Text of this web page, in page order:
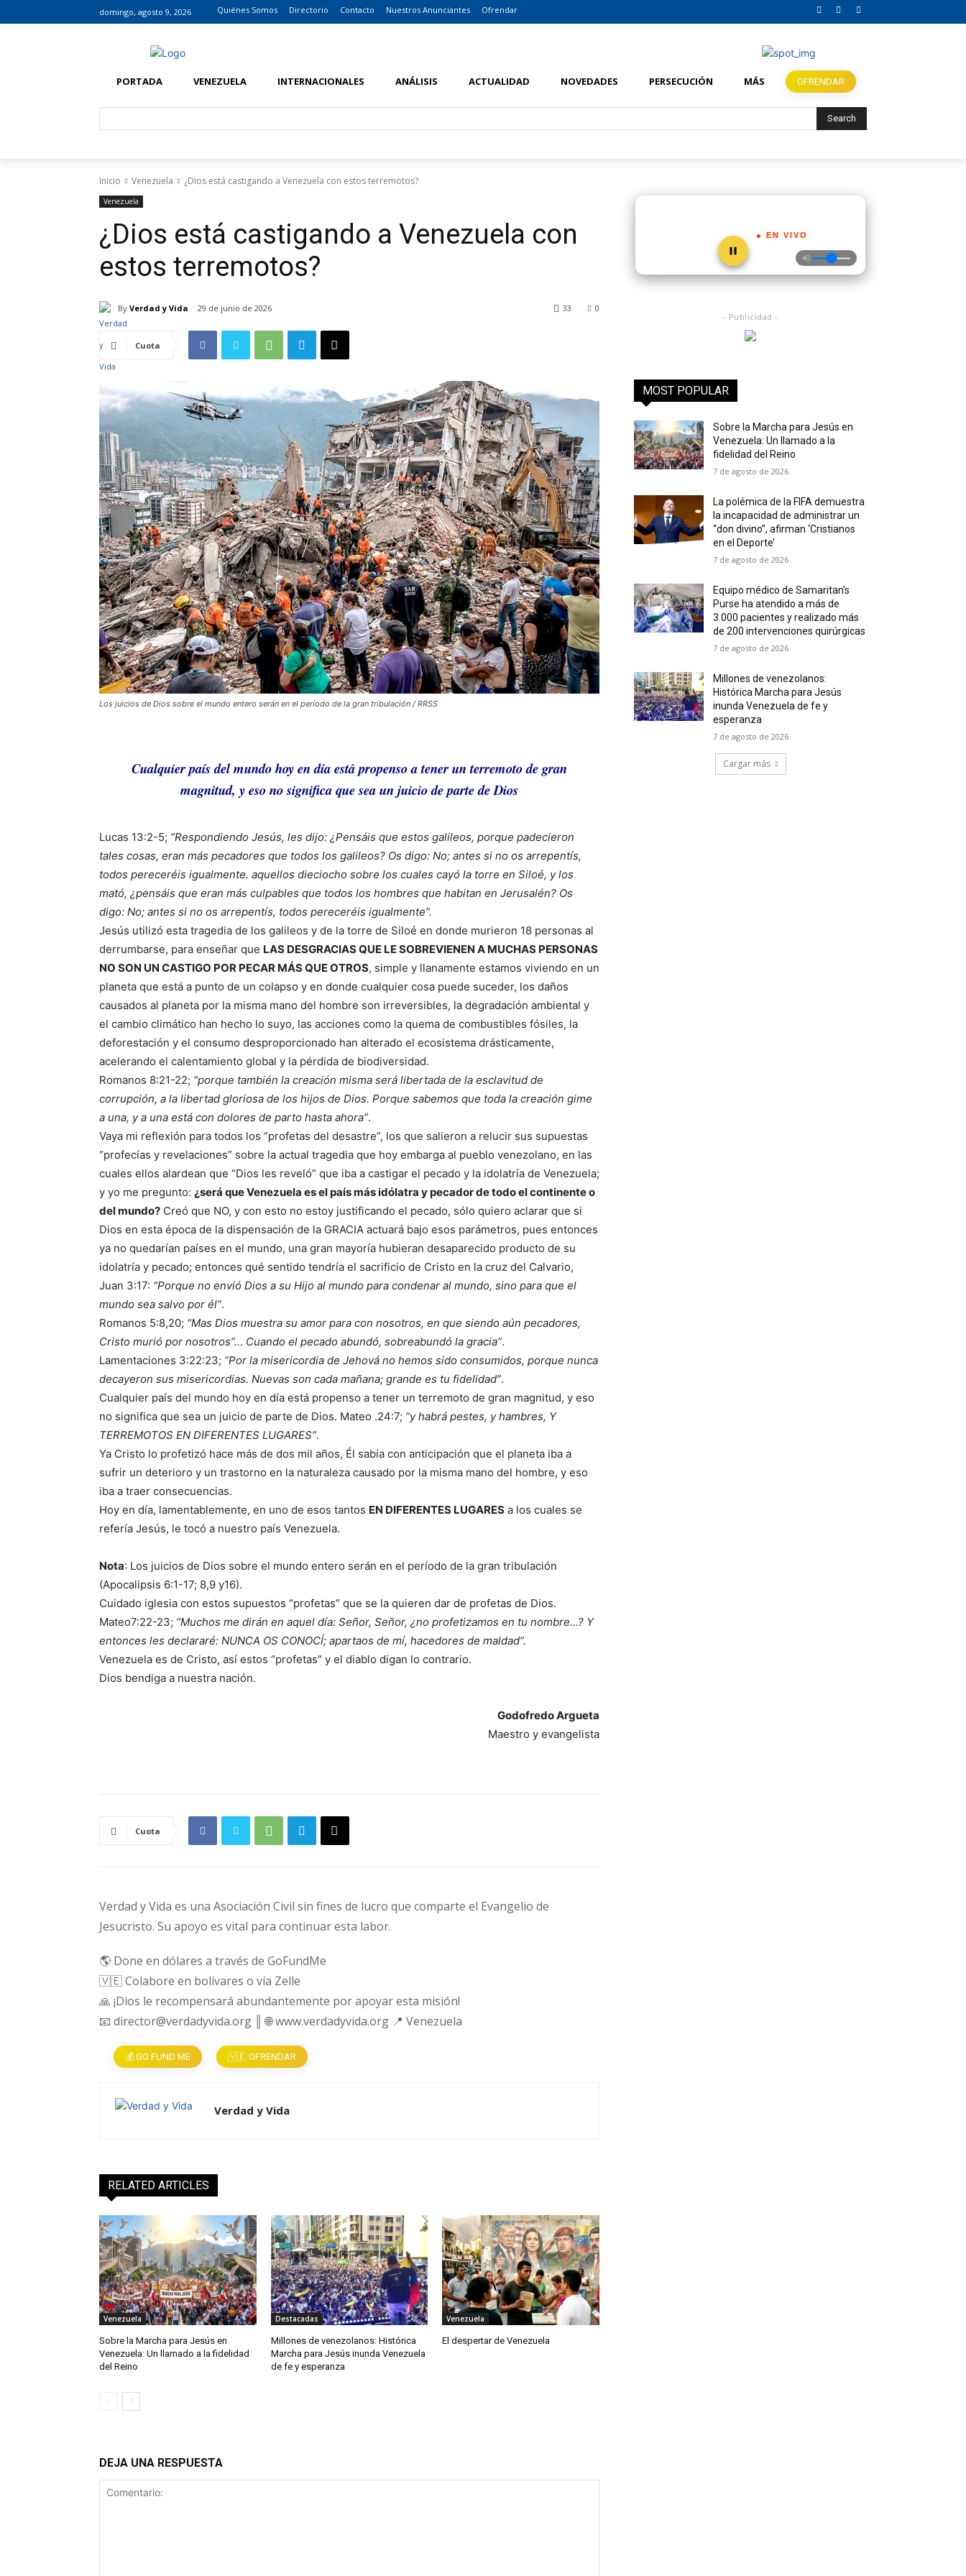
domingo, agosto 9, 2026 Quiénes Somos Directorio Contacto Nuestros Anunciantes Ofrendar
PORTADA VENEZUELA INTERNACIONALES ANÁLISIS ACTUALIDAD NOVEDADES PERSECUCIÓN MÁS OFRENDAR
Search
Inicio Venezuela ¿Dios está castigando a Venezuela con estos terremotos?
Venezuela
¿Dios está castigando a Venezuela con
estos terremotos?
By Verdad y Vida 29 de junio de 2026 0
33
Cuota
Los juicios de Dios sobre el mundo entero serán en el período de la gran tribulación / RRSS
Cualquier país del mundo hoy en día está propenso a tener un terremoto de gran
magnitud, y eso no significa que sea un juicio de parte de Dios
Lucas 13:2-5; “Respondiendo Jesús, les dijo: ¿Pensáis que estos galileos, porque padecieron
tales cosas, eran más pecadores que todos los galileos? Os digo: No; antes si no os arrepentís,
todos pereceréis igualmente. aquellos dieciocho sobre los cuales cayó la torre en Siloé, y los
mató, ¿pensáis que eran más culpables que todos los hombres que habitan en Jerusalén? Os
digo: No; antes si no os arrepentís, todos pereceréis igualmente”.
Jesús utilizó esta tragedia de los galileos y de la torre de Siloé en donde murieron 18 personas al
derrumbarse, para enseñar que LAS DESGRACIAS QUE LE SOBREVIENEN A MUCHAS PERSONAS
NO SON UN CASTIGO POR PECAR MÁS QUE OTROS, simple y llanamente estamos viviendo en un
planeta que está a punto de un colapso y en donde cualquier cosa puede suceder, los daños
causados al planeta por la misma mano del hombre son irreversibles, la degradación ambiental y
el cambio climático han hecho lo suyo, las acciones como la quema de combustibles fósiles, la
deforestación y el consumo desproporcionado han alterado el ecosistema drásticamente,
acelerando el calentamiento global y la pérdida de biodiversidad.
Romanos 8:21-22; “porque también la creación misma será libertada de la esclavitud de
corrupción, a la libertad gloriosa de los hijos de Dios. Porque sabemos que toda la creación gime
a una, y a una está con dolores de parto hasta ahora”.
Vaya mi reflexión para todos los “profetas del desastre”, los que salieron a relucir sus supuestas
“profecías y revelaciones” sobre la actual tragedia que hoy embarga al pueblo venezolano, en las
cuales ellos alardean que “Dios les reveló” que iba a castigar el pecado y la idolatría de Venezuela;
y yo me pregunto: ¿será que Venezuela es el país más idólatra y pecador de todo el continente o
del mundo? Creó que NO, y con esto no estoy justificando el pecado, sólo quiero aclarar que si
Dios en esta época de la dispensación de la GRACIA actuará bajo esos parámetros, pues entonces
ya no quedarían países en el mundo, una gran mayoría hubieran desaparecido producto de su
idolatría y pecado; entonces qué sentido tendría el sacrificio de Cristo en la cruz del Calvario,
Juan 3:17: “Porque no envió Dios a su Hijo al mundo para condenar al mundo, sino para que el
mundo sea salvo por él”.
Romanos 5:8,20; “Mas Dios muestra su amor para con nosotros, en que siendo aún pecadores,
Cristo murió por nosotros”… Cuando el pecado abundó, sobreabundó la gracia”.
Lamentaciones 3:22:23; “Por la misericordia de Jehová no hemos sido consumidos, porque nunca
decayeron sus misericordias. Nuevas son cada mañana; grande es tu fidelidad”.
Cualquier país del mundo hoy en día está propenso a tener un terremoto de gran magnitud, y eso
no significa que sea un juicio de parte de Dios. Mateo .24:7; “y habrá pestes, y hambres, Y
TERREMOTOS EN DIFERENTES LUGARES”.
Ya Cristo lo profetizó hace más de dos mil años, Él sabía con anticipación que el planeta iba a
sufrir un deterioro y un trastorno en la naturaleza causado por la misma mano del hombre, y eso
iba a traer consecuencias.
Hoy en día, lamentablemente, en uno de esos tantos EN DIFERENTES LUGARES a los cuales se
refería Jesús, le tocó a nuestro país Venezuela.
Nota: Los juicios de Dios sobre el mundo entero serán en el período de la gran tribulación
(Apocalipsis 6:1-17; 8,9 y16).
Cuidado iglesia con estos supuestos “profetas” que se la quieren dar de profetas de Dios.
Mateo7:22-23; “Muchos me dirán en aquel día: Señor, Señor, ¿no profetizamos en tu nombre…? Y
entonces les declararé: NUNCA OS CONOCÍ; apartaos de mí, hacedores de maldad”.
Venezuela es de Cristo, así estos “profetas” y el diablo digan lo contrario.
Dios bendiga a nuestra nación.
Godofredo Argueta
Maestro y evangelista
Cuota
Verdad y Vida es una Asociación Civil sin fines de lucro que comparte el Evangelio de
Jesucristo. Su apoyo es vital para continuar esta labor.
🌎 Done en dólares a través de GoFundMe
🇻🇪 Colabore en bolívares o vía Zelle
🙏 ¡Dios le recompensará abundantemente por apoyar esta misión!
📧 director@verdadyvida.org ║ 🌐 www.verdadyvida.org 📍 Venezuela
💰 GO FUND ME 🇻🇪 OFRENDAR
Verdad y Vida
RELATED ARTICLES
Venezuela
Sobre la Marcha para Jesús en
Venezuela: Un llamado a la fidelidad
del Reino
Destacadas
Millones de venezolanos: Histórica
Marcha para Jesús inunda Venezuela
de fe y esperanza
Venezuela
El despertar de Venezuela
DEJA UNA RESPUESTA
● EN VIVO
- Publicidad -
MOST POPULAR
Sobre la Marcha para Jesús en
Venezuela: Un llamado a la
fidelidad del Reino
7 de agosto de 2026
La polémica de la FIFA demuestra
la incapacidad de administrar un
“don divino”, afirman ‘Cristianos
en el Deporte’
7 de agosto de 2026
Equipo médico de Samaritan’s
Purse ha atendido a más de
3.000 pacientes y realizado más
de 200 intervenciones quirúrgicas
7 de agosto de 2026
Millones de venezolanos:
Histórica Marcha para Jesús
inunda Venezuela de fe y
esperanza
7 de agosto de 2026
Cargar más